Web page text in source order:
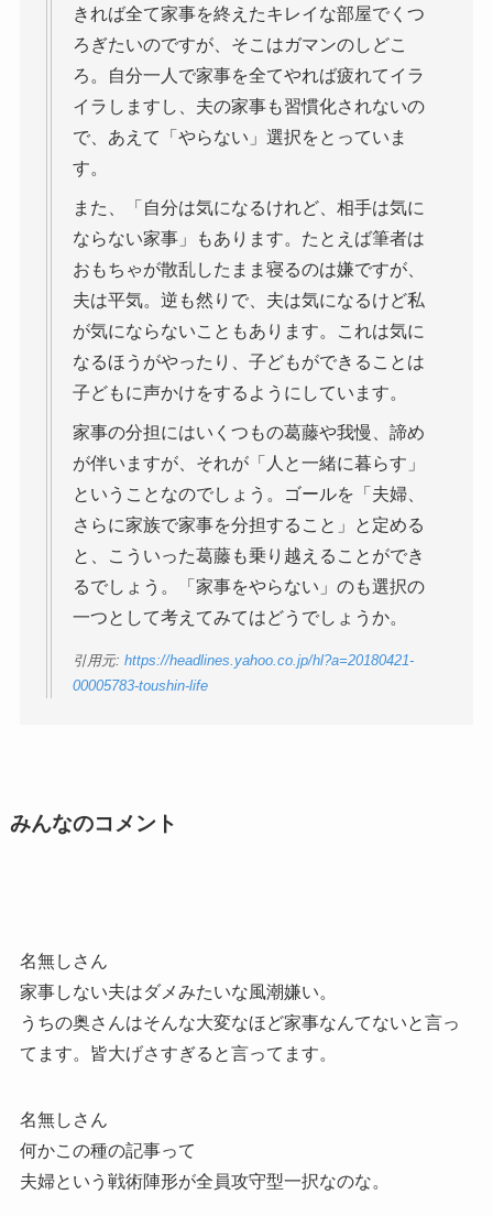
きれば全て家事を終えたキレイな部屋でくつ
ろぎたいのですが、そこはガマンのしどこ
ろ。自分一人で家事を全てやれば疲れてイラ
イラしますし、夫の家事も習慣化されないの
で、あえて「やらない」選択をとっていま
す。
また、「自分は気になるけれど、相手は気に
ならない家事」もあります。たとえば筆者は
おもちゃが散乱したまま寝るのは嫌ですが、
夫は平気。逆も然りで、夫は気になるけど私
が気にならないこともあります。これは気に
なるほうがやったり、子どもができることは
子どもに声かけをするようにしています。
家事の分担にはいくつもの葛藤や我慢、諦め
が伴いますが、それが「人と一緒に暮らす」
ということなのでしょう。ゴールを「夫婦、
さらに家族で家事を分担すること」と定める
と、こういった葛藤も乗り越えることができ
るでしょう。「家事をやらない」のも選択の
一つとして考えてみてはどうでしょうか。
引用元: https://headlines.yahoo.co.jp/hl?a=20180421-
00005783-toushin-life
みんなのコメント
名無しさん
家事しない夫はダメみたいな風潮嫌い。
うちの奥さんはそんな大変なほど家事なんてないと言っ
てます。皆大げさすぎると言ってます。
名無しさん
何かこの種の記事って
夫婦という戦術陣形が全員攻守型一択なのな。